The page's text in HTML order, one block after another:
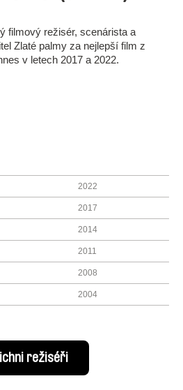
filmový režisér, scenárista a
Zlaté palmy za nejlepší film z
v letech 2017 a 2022.
2022
2017
2014
2011
2008
2004
režiséři